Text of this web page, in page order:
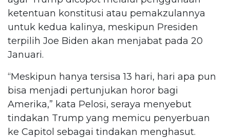
ketentuan konstitusi atau pemakzulannya
untuk kedua kalinya, meskipun Presiden
terpilih Joe Biden akan menjabat pada 20
Januari.
“Meskipun hanya tersisa 13 hari, hari apa pun
bisa menjadi pertunjukan horor bagi
Amerika,” kata Pelosi, seraya menyebut
tindakan Trump yang memicu penyerbuan
ke Capitol sebagai tindakan menghasut.